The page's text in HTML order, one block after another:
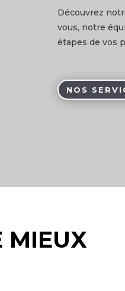
Découvrez
vous, notre
étapes de vos
NOS
MIEUX